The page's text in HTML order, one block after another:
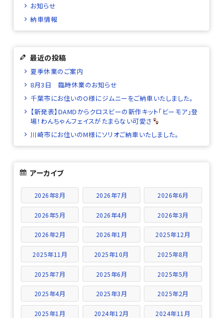
お知らせ
納車情報
最近の投稿
夏季休業のご案内
8月3日 臨時休業のお知らせ
千葉市にお住いのO様にジムニーをご納車いたしました。
【新発表】DAMDからクロスビーの新作キット「ビーモア」登
場！わんちゃんフェイスがたまらない可愛さ
川崎市にお住いのM様にソリオご納車いたしました。
アーカイブ
2026年8月 2026年7月 2026年6月
2026年5月 2026年4月 2026年3月
2026年2月 2026年1月 2025年12月
2025年11月 2025年10月 2025年8月
2025年7月 2025年6月 2025年5月
2025年4月 2025年3月 2025年2月
2025年1月 2024年12月 2024年11月